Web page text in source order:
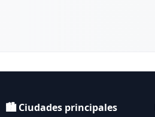
🏙️ Ciudades principales